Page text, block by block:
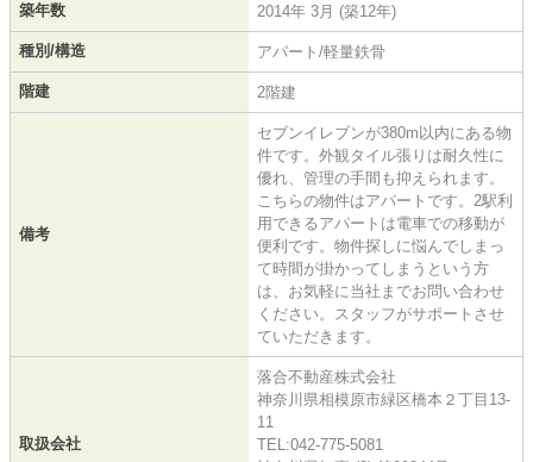
築年数 2014年 3月 (築12年)
種別/構造 アパート/軽量鉄骨
階建 2階建
備考
セブンイレブンが380m以内にある物
件です。外観タイル張りは耐久性に
優れ、管理の手間も抑えられます。
こちらの物件はアパートです。2駅利
用できるアパートは電車での移動が
便利です。物件探しに悩んでしまっ
て時間が掛かってしまうという方
は、お気軽に当社までお問い合わせ
ください。スタッフがサポートさせ
ていただきます。
取扱会社
落合不動産株式会社
神奈川県相模原市緑区橋本２丁目13-
11
TEL:042-775-5081